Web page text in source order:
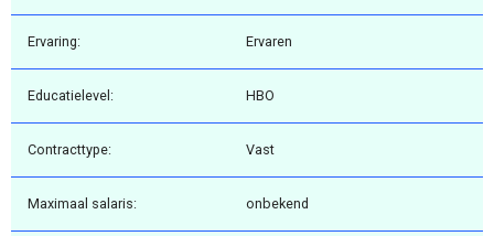
Ervaring: Ervaren
Educatielevel: HBO
Contracttype: Vast
Maximaal salaris: onbekend